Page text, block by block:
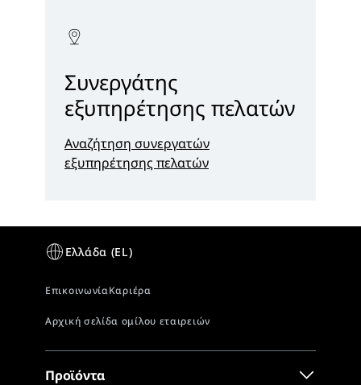
Συνεργάτης
εξυπηρέτησης πελατών
Αναζήτηση συνεργατών
εξυπηρέτησης πελατών
Προϊόντα